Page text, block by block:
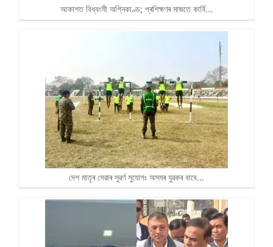
আকাশত বিধ্বংসী অগ্নিকাণ্ড; প্ৰশিক্ষণৰ মাজতে কাৰ্বি…
দেশ মাতৃৰ সেৱাৰ সুৱৰ্ণ সুযোগঃ অসমৰ যুৱকৰ বাবে…